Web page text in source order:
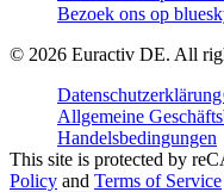
Bezoek ons op
© 2026 Euractiv DE. All
Datenschutzerklärung
Allgemeine
Handelsbedingungen
This site is protected by
Policy and Terms of Service